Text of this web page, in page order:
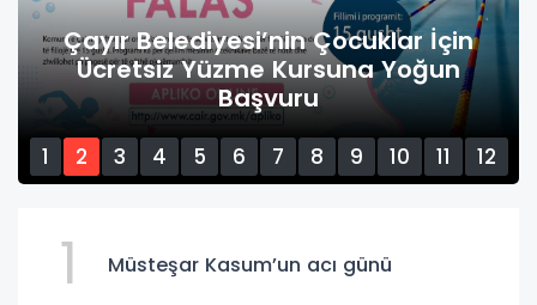
Çayır Belediyesi’nin Çocuklar İçin
Ücretsiz Yüzme Kursuna Yoğun
Başvuru
1 2 3 4 5 6 7 8 9 10 11
12
1 Müsteşar Kasum’un acı günü